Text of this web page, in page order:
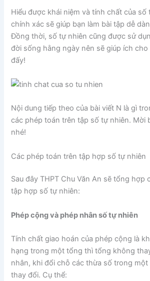
Hiểu được khái niệm và tính chất của
chính xác sẽ giúp bạn làm bài tập dễ
Đồng thời, số tự nhiên cũng được sử
đời sống hằng ngày nên sẽ giúp ích
đấy!
Nội dung tiếp theo của bài viết N là gì
các phép toán trên tập số tự nhiên. Mời
nhé!
Các phép toán trên tập hợp số tự nhiên
Sau đây THPT Chu Văn An sẽ tổng hợp
tập hợp số tự nhiên:
Phép cộng và phép nhân số tự nhiên
Tính chất giao hoán của phép cộng là
hạng trong một tổng thì tổng không
nhân, khi đổi chỗ các thừa số trong
thay đổi. Cụ thể: